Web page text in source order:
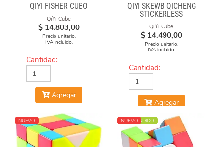
QIYI FISHER CUBO
QiYi Cube
$ 14.803,00
Precio unitario.
IVA incluido.
Cantidad:
Agregar
QIYI SKEWB QICHENG
STICKERLESS
QiYi Cube
$ 14.490,00
Precio unitario.
IVA incluido.
Cantidad:
Agregar
NUEVO MÁS VENDIDO
NUEVO